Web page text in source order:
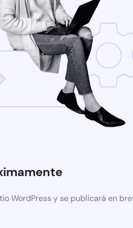
WordPress y se publicará en